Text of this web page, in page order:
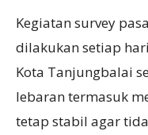
Kegiatan survey
dilakukan setiap
Kota Tanjungbalai
lebaran termasuk
tetap stabil agar